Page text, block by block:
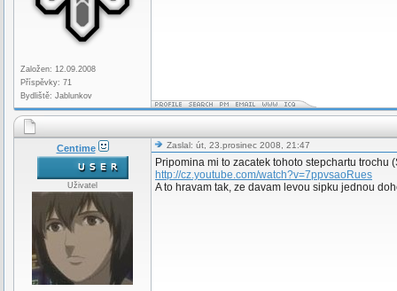
Založen: 12.09.2008
Příspěvky: 71
Bydliště: Jablunkov
Centime
Uživatel
Zaslal: út, 23.prosinec 2008, 21:47
Pripomina mi to zacatek tohoto stepchartu trochu
http://cz.youtube.com/watch?v=7ppvsaoRues
A to hravam tak, ze davam levou sipku jednou